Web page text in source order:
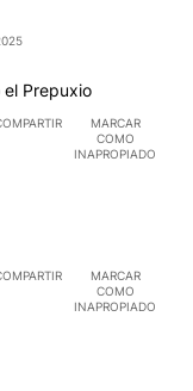
Prepuxio
MARCAR
COMO
INAPROPIADO
MARCAR
COMO
INAPROPIADO